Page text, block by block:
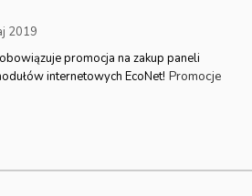
2019
promocja na zakup paneli
internetowych EcoNet! Promocje